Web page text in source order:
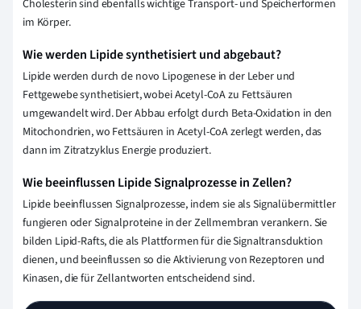
Cholesterin sind ebenfalls wichtige Transport- und Speicherformen
im Körper.
Wie werden Lipide synthetisiert und abgebaut?
Lipide werden durch de novo Lipogenese in der Leber und
Fettgewebe synthetisiert, wobei Acetyl-CoA zu Fettsäuren
umgewandelt wird. Der Abbau erfolgt durch Beta-Oxidation in den
Mitochondrien, wo Fettsäuren in Acetyl-CoA zerlegt werden, das
dann im Zitratzyklus Energie produziert.
Wie beeinflussen Lipide Signalprozesse in Zellen?
Lipide beeinflussen Signalprozesse, indem sie als Signalübermittler
fungieren oder Signalproteine in der Zellmembran verankern. Sie
bilden Lipid-Rafts, die als Plattformen für die Signaltransduktion
dienen, und beeinflussen so die Aktivierung von Rezeptoren und
Kinasen, die für Zellantworten entscheidend sind.